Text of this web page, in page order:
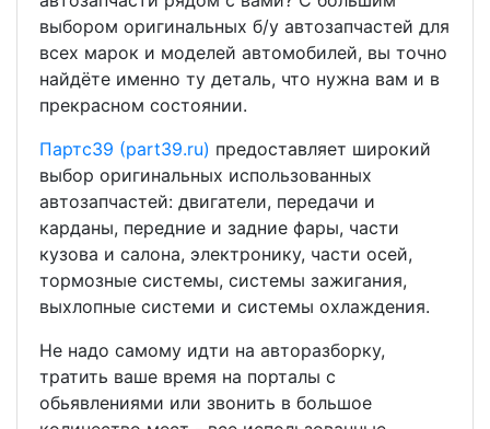
выбором оригинальных б/у автозапчастей для
всех марок и моделей автомобилей, вы точно
найдёте именно ту деталь, что нужна вам и в
прекрасном состоянии.
Партс39 (part39.ru) предоставляет широкий
выбор оригинальных использованных
автозапчастей: двигатели, передачи и
карданы, передние и задние фары, части
кузова и салона, электронику, части осей,
тормозные системы, системы зажигания,
выхлопные системи и системы охлаждения.
Не надо самому идти на авторазборку,
тратить ваше время на порталы с
обьявлениями или звонить в большое